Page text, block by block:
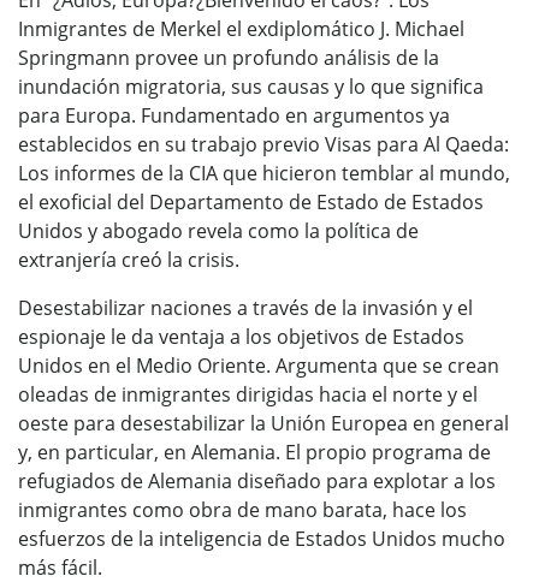
Inmigrantes de Merkel el exdiplomático J. Michael
Springmann provee un profundo análisis de la
inundación migratoria, sus causas y lo que significa
para Europa. Fundamentado en argumentos ya
establecidos en su trabajo previo Visas para Al Qaeda:
Los informes de la CIA que hicieron temblar al mundo,
el exoficial del Departamento de Estado de Estados
Unidos y abogado revela como la política de
extranjería creó la crisis.
Desestabilizar naciones a través de la invasión y el
espionaje le da ventaja a los objetivos de Estados
Unidos en el Medio Oriente. Argumenta que se crean
oleadas de inmigrantes dirigidas hacia el norte y el
oeste para desestabilizar la Unión Europea en general
y, en particular, en Alemania. El propio programa de
refugiados de Alemania diseñado para explotar a los
inmigrantes como obra de mano barata, hace los
esfuerzos de la inteligencia de Estados Unidos mucho
más fácil.